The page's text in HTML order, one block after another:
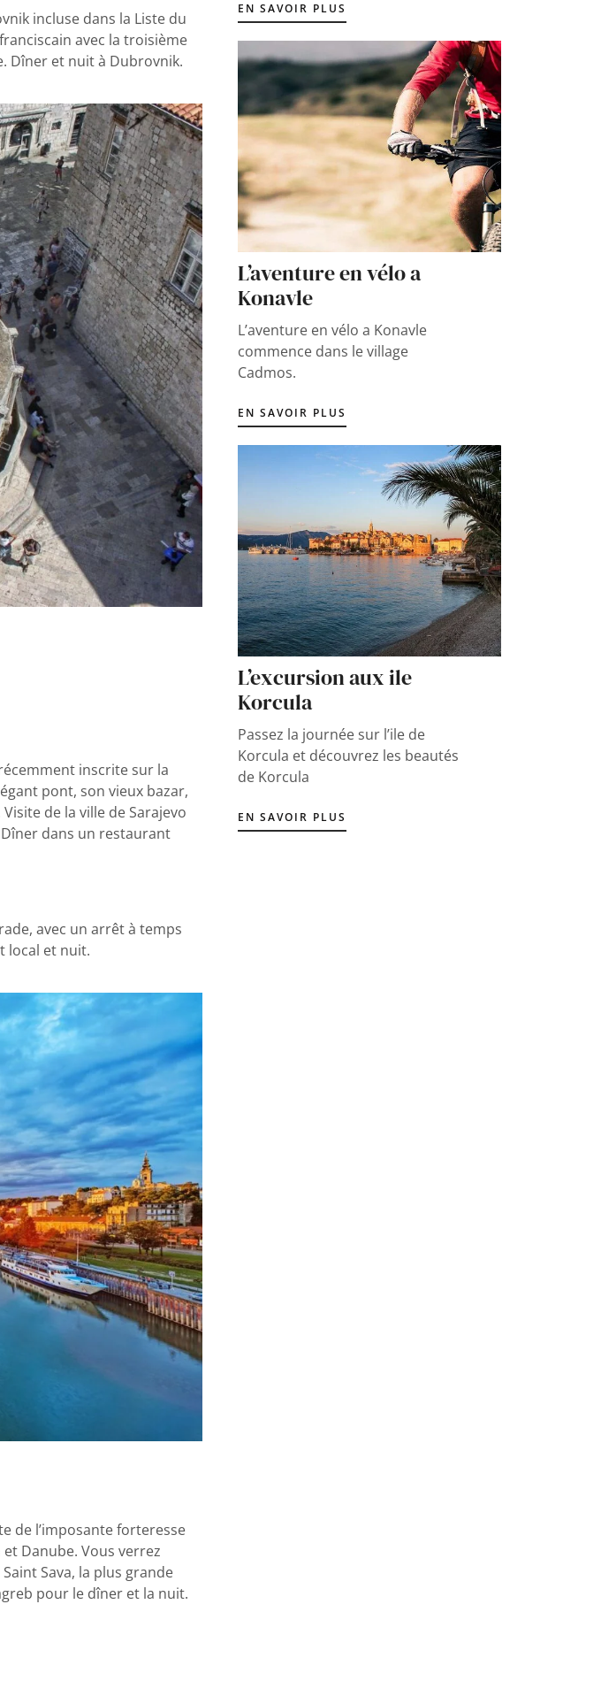
incluse dans la Liste du
avec la troisième
Dîner et nuit à Dubrovnik.
inscrite sur la
pont, son vieux bazar,
de la ville de Sarajevo
Dîner dans un restaurant
avec un arrêt à temps
local et nuit.
de l’imposante forteresse
Danube. Vous verrez
Sava, la plus grande
pour le dîner et la nuit.
EN SAVOIR PLUS
L’aventure en vélo a
Konavle
L’aventure en vélo a Konavle
commence dans le village
Cadmos.
EN SAVOIR PLUS
L’excursion aux ile
Korcula
Passez la journée sur l’ile de
Korcula et découvrez les beautés
de Korcula
EN SAVOIR PLUS